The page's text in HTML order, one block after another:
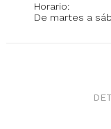
Horario:
De martes a